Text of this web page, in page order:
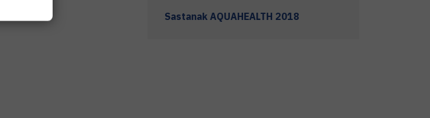
Sastanak AQUAHEALTH 2018